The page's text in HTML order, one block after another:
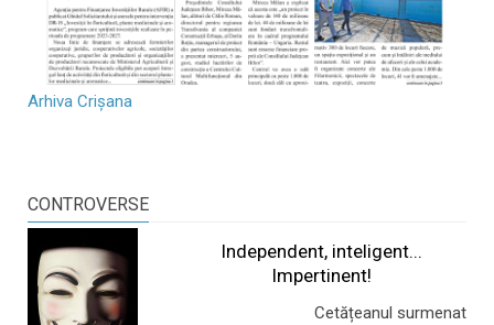
Arhiva Crișana
CONTROVERSE
Independent, inteligent...
Impertinent!
Cetățeanul surmenat